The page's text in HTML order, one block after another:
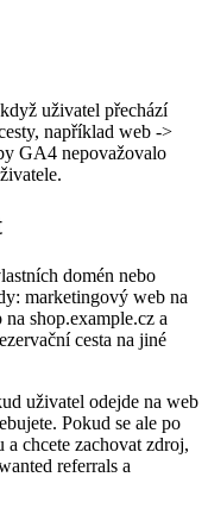
uživatel přechází
například web ->
GA4 nepovažovalo
domén nebo
marketingový web na
shop.example.cz a
cesta na jiné
uživatel odejde na web
Pokud se ale po
chcete zachovat zdroj,
referrals a